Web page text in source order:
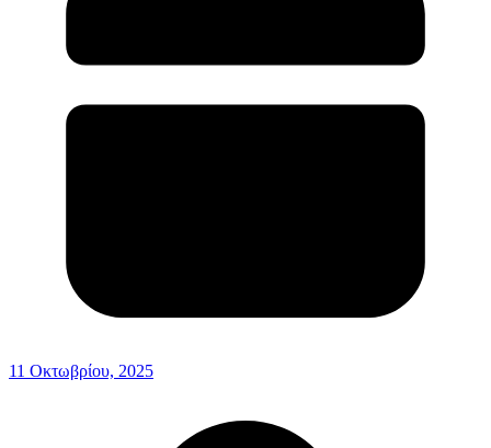
11 Οκτωβρίου, 2025